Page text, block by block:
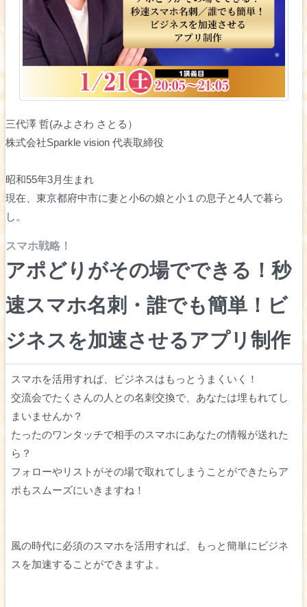
三代澤 哲(みよさわ さとる）
株式会社Sparkle vision 代表取締役
昭和55年3月生まれ
現在、東京都府中市に妻と小6の娘と小１の息子と4人で暮ら
し。
スマホ戦略！
アポどりがその場でできる！秒
速スマホ名刺・誰でも簡単！ビ
ジネスを加速させるアプリ制作
スマホを活用すれば、ビジネスはもっとうまくいく！
交流会でたくさんの人との名刺交換で、あなたは埋もれてし
まいませんか？
たったのワンタッチで相手のスマホにあなたの情報が送れた
ら？
フォローやリストがその場で取れてしまうことができたらア
ポもスムーズにいきますね！
風の時代に必須のスマホを活用すれば、もっと簡単にビジネ
スを加速することができますよ。